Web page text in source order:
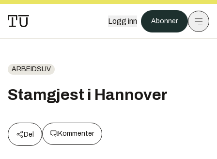
Logg inn Abonner
ARBEIDSLIV
Stamgjest i Hannover
Del Kommenter